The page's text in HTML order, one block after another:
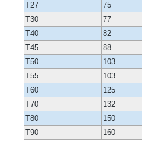
T27
75
T30
77
T40
82
T45
88
T50
103
T55
103
T60
125
T70
132
T80
150
T90
160